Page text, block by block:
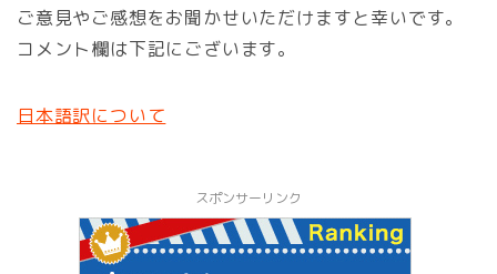
ご意見やご感想をお聞かせいただけますと幸いです。
コメント欄は下記にございます。
日本語訳について
スポンサーリンク